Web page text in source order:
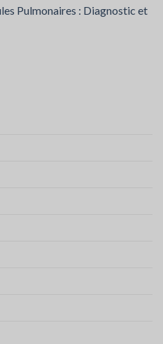
Pulmonaires : Diagnostic et